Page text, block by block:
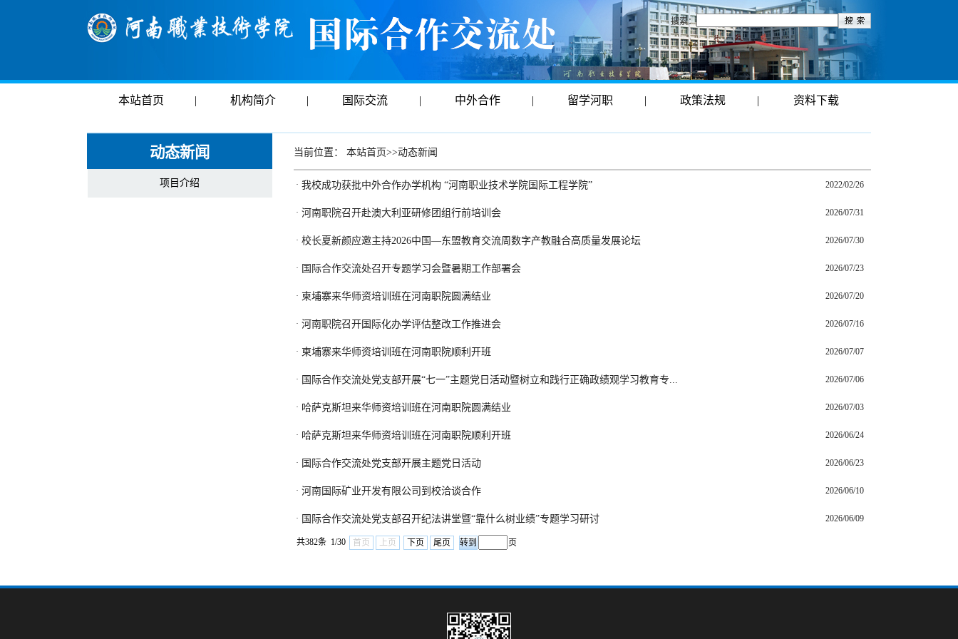
搜索：
本站首页 | 机构简介 | 国际交流 | 中外合作 | 留学河职 | 政策法规 | 资料下载
动态新闻
项目介绍
当前位置： 本站首页>>动态新闻
· 我校成功获批中外合作办学机构 “河南职业技术学院国际工程学院” 2022/02/26
· 河南职院召开赴澳大利亚研修团组行前培训会 2026/07/31
· 校长夏新颜应邀主持2026中国—东盟教育交流周数字产教融合高质量发展论坛 2026/07/30
· 国际合作交流处召开专题学习会暨暑期工作部署会 2026/07/23
· 柬埔寨来华师资培训班在河南职院圆满结业 2026/07/20
· 河南职院召开国际化办学评估整改工作推进会 2026/07/16
· 柬埔寨来华师资培训班在河南职院顺利开班 2026/07/07
· 国际合作交流处党支部开展“七一”主题党日活动暨树立和践行正确政绩观学习教育专... 2026/07/06
· 哈萨克斯坦来华师资培训班在河南职院圆满结业 2026/07/03
· 哈萨克斯坦来华师资培训班在河南职院顺利开班 2026/06/24
· 国际合作交流处党支部开展主题党日活动 2026/06/23
· 河南国际矿业开发有限公司到校洽谈合作 2026/06/10
· 国际合作交流处党支部召开纪法讲堂暨“靠什么树业绩”专题学习研讨 2026/06/09
共382条 1/30 首页 上页 下页 尾页 页